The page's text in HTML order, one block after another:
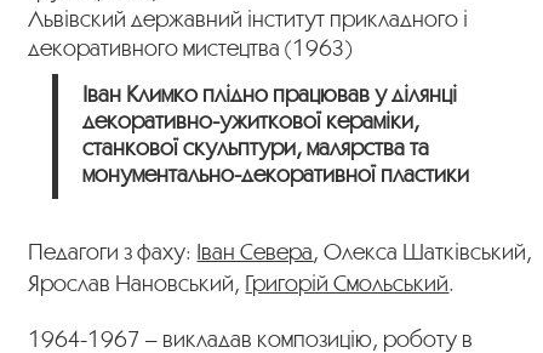
Львівский державний інститут прикладного і
декоративного мистецтва (1963)
Іван Климко плідно працював у ділянці
декоративно-ужиткової кераміки,
станкової скульптури, малярства та
монументально-декоративної пластики
Педагоги з фаху: Іван Севера, Олекса Шатківський,
Ярослав Нановський, Григорій Смольський.
1964-1967 – викладав композицію, роботу в